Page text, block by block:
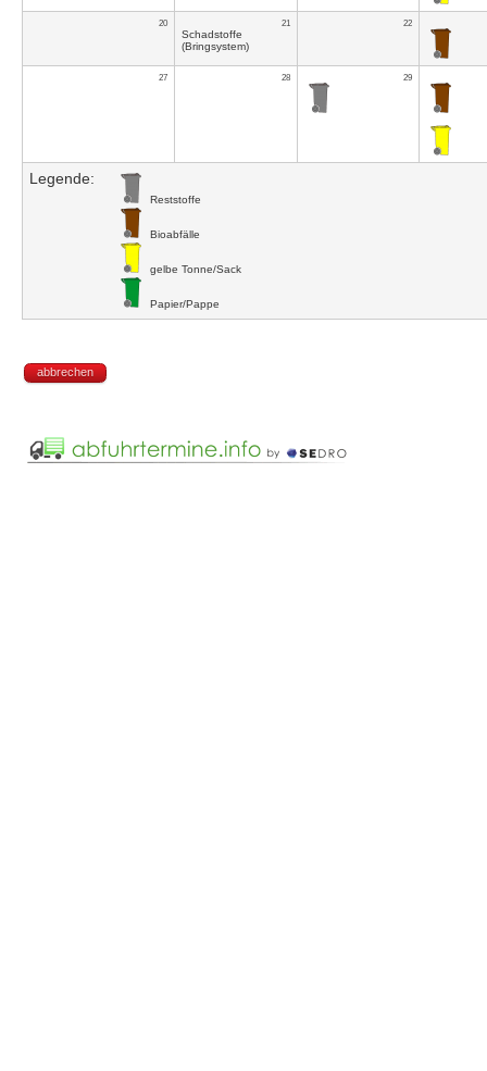
20 21
Schadstoffe
(Bringsystem)
22
27 28 29
Legende:
Reststoffe
Bioabfälle
gelbe Tonne/Sack
Papier/Pappe
abbrechen